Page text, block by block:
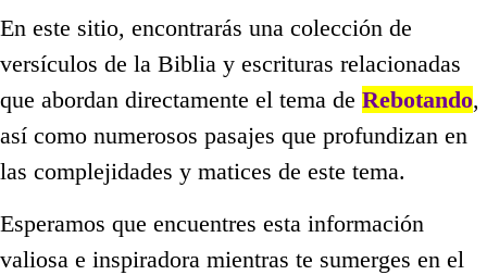
En este sitio, encontrarás una colección de
versículos de la Biblia y escrituras relacionadas
que abordan directamente el tema de Rebotando,
así como numerosos pasajes que profundizan en
las complejidades y matices de este tema.
Esperamos que encuentres esta información
valiosa e inspiradora mientras te sumerges en el